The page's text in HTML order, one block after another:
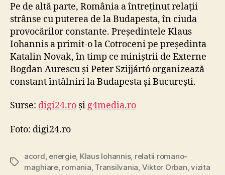
Pe de altă parte, România a întreținut relații
strânse cu puterea de la Budapesta, în ciuda
provocărilor constante. Președintele Klaus
Iohannis a primit-o la Cotroceni pe președinta
Katalin Novak, în timp ce miniștrii de Externe
Bogdan Aurescu și Peter Szijjártó organizează
constant întâlniri la Budapesta și București.
Surse: digi24.ro șig4media.ro
Foto: digi24.ro
Tags
acord energie, Klaus Iohannis, relatii romano-
maghiare, romania Transilvania Viktor Orban ,vizita